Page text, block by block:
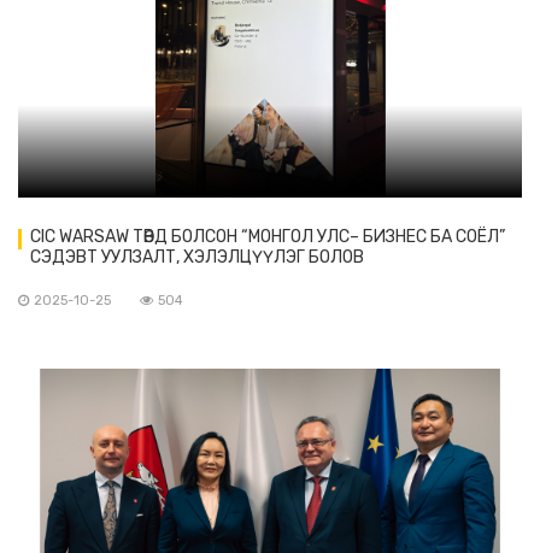
CIC WARSAW ТӨВД БОЛСОН “МОНГОЛ УЛС– БИЗНЕС БА СОЁЛ”
СЭДЭВТ УУЛЗАЛТ, ХЭЛЭЛЦҮҮЛЭГ БОЛОВ
2025-10-25 504